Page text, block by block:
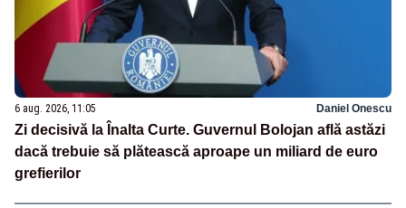
6 aug. 2026, 11:05 Daniel Onescu
Zi decisivă la Înalta Curte. Guvernul Bolojan află astăzi
dacă trebuie să plătească aproape un miliard de euro
grefierilor